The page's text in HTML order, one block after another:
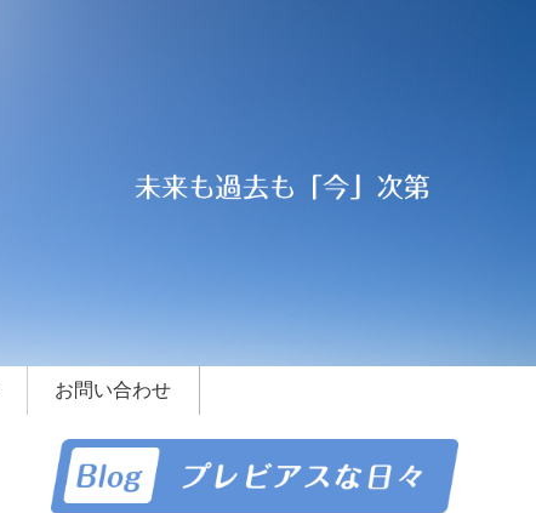
お問い合わせ